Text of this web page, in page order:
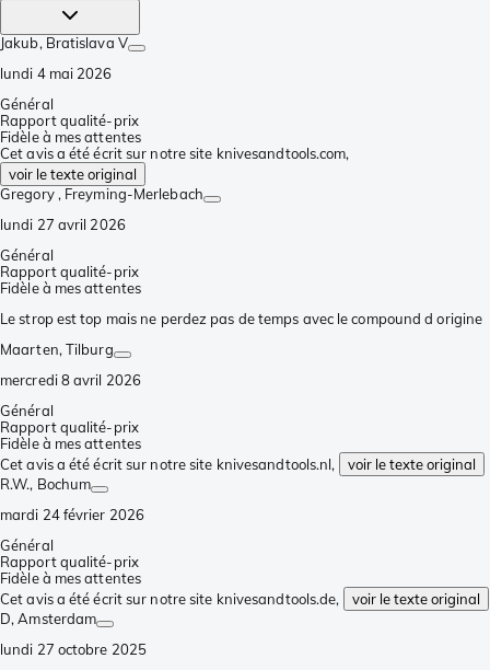
Jakub, Bratislava V
lundi 4 mai 2026
Général
Rapport qualité-prix
Fidèle à mes attentes
Cet avis a été écrit sur notre site knivesandtools.com,
voir le texte original
Gregory , Freyming-Merlebach
lundi 27 avril 2026
Général
Rapport qualité-prix
Fidèle à mes attentes
Le strop est top mais ne perdez pas de temps avec le compound d origine
Maarten, Tilburg
mercredi 8 avril 2026
Général
Rapport qualité-prix
Fidèle à mes attentes
Cet avis a été écrit sur notre site knivesandtools.nl,
voir le texte original
R.W., Bochum
mardi 24 février 2026
Général
Rapport qualité-prix
Fidèle à mes attentes
Cet avis a été écrit sur notre site knivesandtools.de,
voir le texte original
D, Amsterdam
lundi 27 octobre 2025